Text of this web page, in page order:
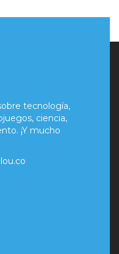
tecnología,
ciencia,
¡Y mucho